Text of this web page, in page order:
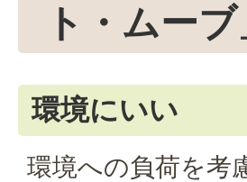
ト・ムー
環境にいい
環境への負荷を考